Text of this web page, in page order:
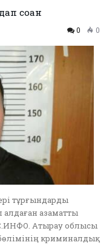
соққан
0 0
тұрғындарды
азаматты
Атырау облысы
криминалдық